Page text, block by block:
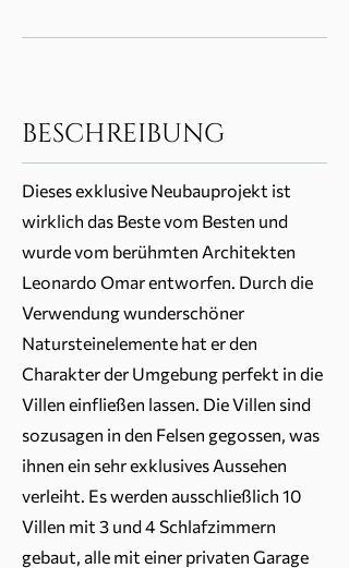
BESCHREIBUNG
Dieses exklusive Neubauprojekt ist
wirklich das Beste vom Besten und
wurde vom berühmten Architekten
Leonardo Omar entworfen. Durch die
Verwendung wunderschöner
Natursteinelemente hat er den
Charakter der Umgebung perfekt in die
Villen einfließen lassen. Die Villen sind
sozusagen in den Felsen gegossen, was
ihnen ein sehr exklusives Aussehen
verleiht. Es werden ausschließlich 10
Villen mit 3 und 4 Schlafzimmern
gebaut, alle mit einer privaten Garage